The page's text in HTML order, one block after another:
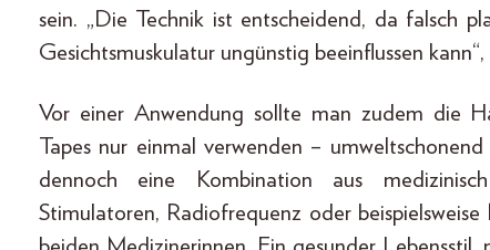
sein. „Die Technik ist entscheidend, da falsch
Gesichtsmuskulatur ungünstig beeinflussen
Vor einer Anwendung sollte man zudem die
Tapes nur einmal verwenden –
dennoch eine Kombination aus
Stimulatoren, Radiofrequenz oder